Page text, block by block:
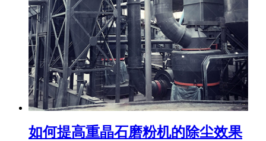
如何提高重晶石磨粉机的除尘效果